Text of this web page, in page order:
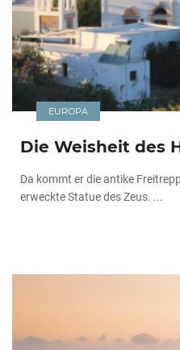
EUROPA
Die Weisheit des
Da kommt er die antike
erweckte Statue des Zeus. ...